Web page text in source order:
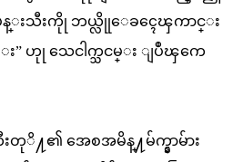
ပန္းသီးကိုု ဘယ္လိုုေခၚေၾကာင္း
ဟုု သေငါက္သငမ္း ျပဳၾကေ
၏ အေစအမိန္႔မ်က္နွာမ်ား